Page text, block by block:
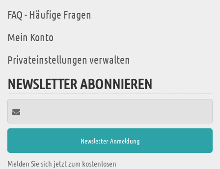
FAQ - Häufige Fragen
Mein Konto
Privateinstellungen verwalten
NEWSLETTER ABONNIEREN
Melden Sie sich jetzt zum kostenlosen